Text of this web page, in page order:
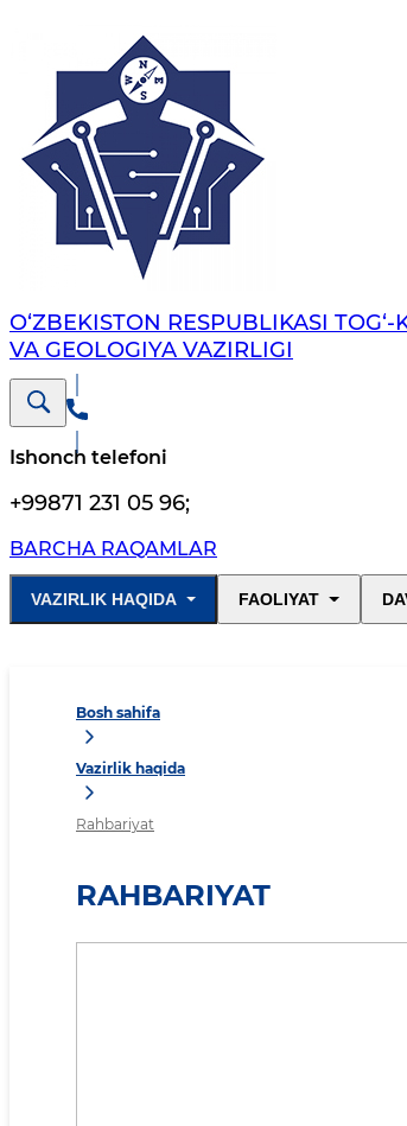
O‘ZBEKISTON RESPUBLIKASI TOG‘-
VA GEOLOGIYA VAZIRLIGI
Ishonch telefoni
+99871 231 05 96;
BARCHA RAQAMLAR
VAZIRLIK HAQIDA FAOLIYAT
Bosh sahifa
Vazirlik haqida
Rahbariyat
RAHBARIYAT